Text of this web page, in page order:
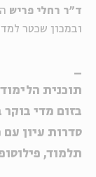
ד״ר רחלי פריש
ובמכון שכטר
_
תוכנית
בזום מדי בוקר ב-
סדרות עיון
תלמוד,